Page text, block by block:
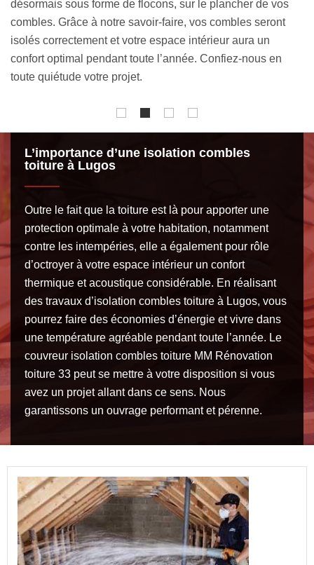
clients. Quels que soient vos moyens financiers, soyez sûr
que nous sommes à même de trouver une solution sur
mesure pour concrétiser votre projet. Demandez votre
devis personnalisé pour prendre connaissance de notre
offre.
L’importance d’une isolation combles
toiture à Lugos
Outre le fait que la toiture est là pour apporter une
protection optimale à votre habitation, notamment
contre les intempéries, elle a également pour rôle
d’octroyer à votre espace intérieur un confort
thermique et acoustique considérable. En réalisant
des travaux d’isolation combles toiture à Lugos, vous
pourrez faire des économies d’énergie et vivre dans
une température agréable pendant toute l’année. Le
couvreur isolation combles toiture MM Rénovation
toiture 33 peut se mettre à votre disposition si vous
avez un projet allant dans ce sens. Nous
garantissons un ouvrage performant et pérenne.